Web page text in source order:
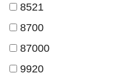
8521
8700
87000
9920